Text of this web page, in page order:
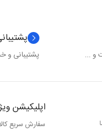
و ... پشتیبانی
اپلیکیشن
سفارش سریع